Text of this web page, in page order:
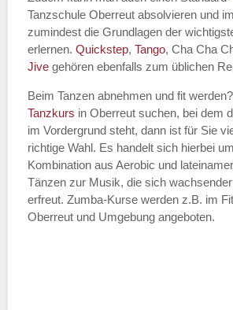
Tanzart*
Tanzschule Oberreut absolvieren und
zumindest die Grundlagen der
erlernen. Quickstep, Tango, Cha Cha
Jive gehören ebenfalls zum üblichen
Beim Tanzen abnehmen und fit
Tanzkurs in Oberreut suchen, bei dem
im Vordergrund steht, dann ist für Sie
richtige Wahl. Es handelt sich hierbei
Kombination aus Aerobic und
Tänzen zur Musik, die sich
erfreut. Zumba-Kurse werden z.B. im
Oberreut und Umgebung angeboten.